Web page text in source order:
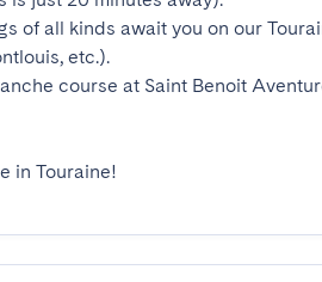
of all kinds await you on our
etc.).
course at Saint Benoit
in Touraine!